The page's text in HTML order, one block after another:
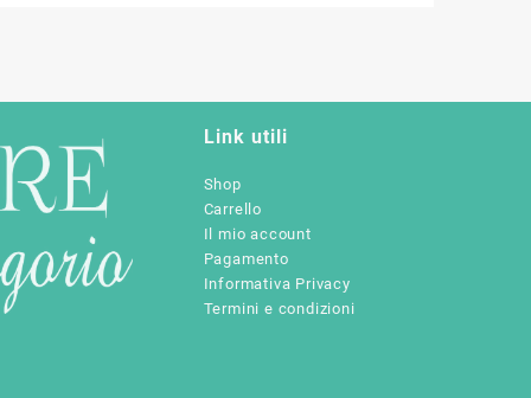
Link utili
Shop
Carrello
Il mio account
Pagamento
Informativa Privacy
Termini e condizioni